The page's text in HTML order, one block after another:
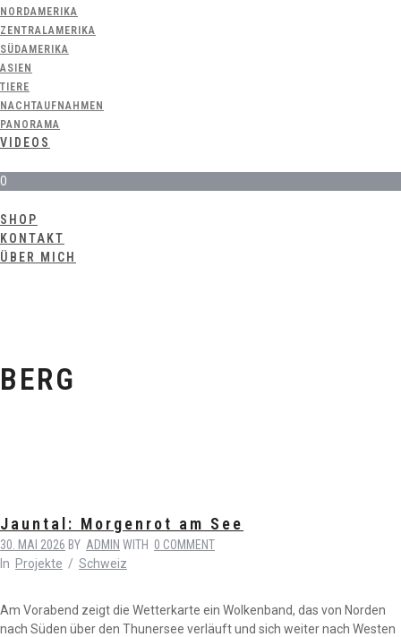
NORDAMERIKA
ZENTRALAMERIKA
SÜDAMERIKA
ASIEN
TIERE
NACHTAUFNAHMEN
PANORAMA
VIDEOS
0
SHOP
KONTAKT
ÜBER MICH
BERG
Jauntal: Morgenrot am See
30. MAI 2026 BY ADMIN WITH 0 COMMENT
In Projekte / Schweiz
Am Vorabend zeigt die Wetterkarte ein Wolkenband, das von Norden
nach Süden über den Thunersee verläuft und sich weiter nach Westen